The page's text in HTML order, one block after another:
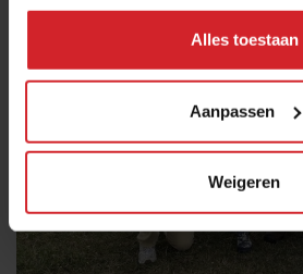
Alles toestaan
Aanpassen
Weigeren